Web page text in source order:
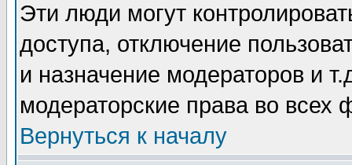
Эти люди могут
доступа, отключение
и назначение модераторов и
модераторские права во всех
Вернуться к началу